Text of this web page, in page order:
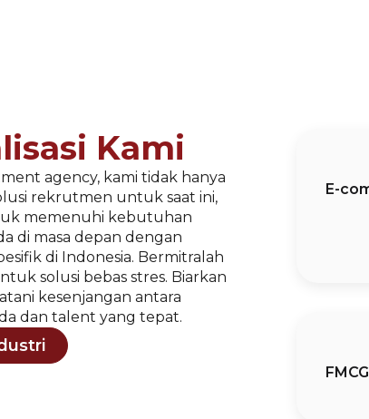
Kami
agency, kami tidak hanya
rekrutmen untuk saat ini,
memenuhi kebutuhan
di masa depan dengan
di Indonesia. Bermitralah
solusi bebas stres. Biarkan
kesenjangan antara
dan talent yang tepat.
E-
FMCG